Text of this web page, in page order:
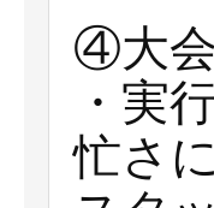
④大
・実
忙さ